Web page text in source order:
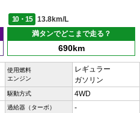
10・15
13.8km/L
満タンでどこまで走る？
690km
使用燃料
エンジン
レギュラー
ガソリン
駆動方式 4WD
過給器（ターボ） -